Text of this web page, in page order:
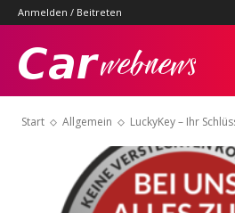
Anmelden / Beitreten
Start Allgemein LuckyKey – Ihr